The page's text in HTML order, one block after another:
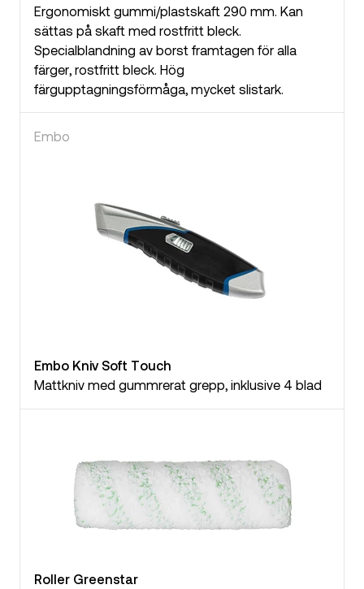
Ergonomiskt gummi/plastskaft 290 mm. Kan
sättas på skaft med rostfritt bleck.
Specialblandning av borst framtagen för alla
färger, rostfritt bleck. Hög
färgupptagningsförmåga, mycket slistark.
Embo
Embo Kniv Soft Touch
Mattkniv med gummrerat grepp, inklusive 4 blad
Roller Greenstar